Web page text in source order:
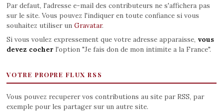
Par defaut, l'adresse e-mail des contributeurs ne s'affichera pas
sur le site. Vous pouvez l'indiquer en toute confiance si vous
souhaitez utiliser un Gravatar.
Si vous voulez expressement que votre adresse apparaisse, vous
devez cocherl'option "Je fais don de mon intimite a la France".
VOTRE PROPRE FLUX RSS
Vous pouvez recuperer vos contributions au site par RSS, par
exemple pour les partager sur un autre site.